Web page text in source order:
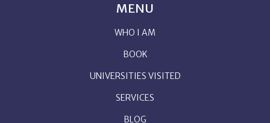
MENU
WHO I AM
BOOK
UNIVERSITIES VISITED
SERVICES
BLOG